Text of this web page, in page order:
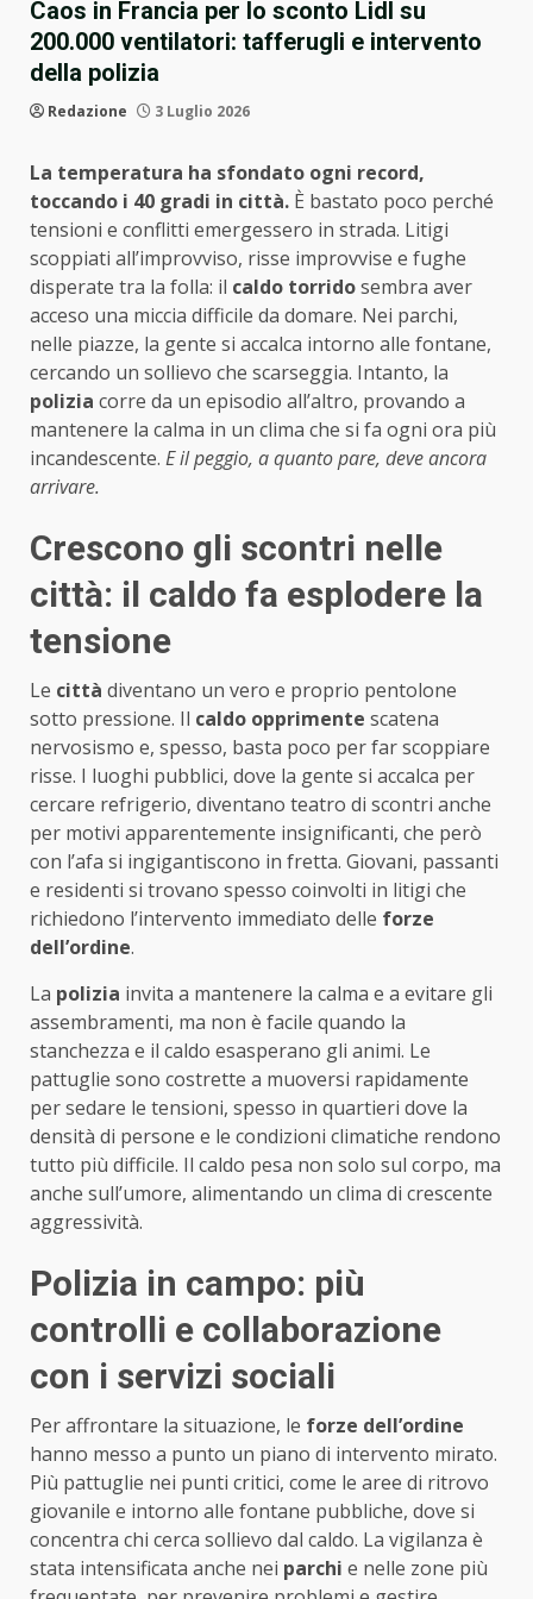
Caos in Francia per lo sconto Lidl su
200.000 ventilatori: tafferugli e intervento
della polizia
Redazione 3 Luglio 2026
La temperatura ha sfondato ogni record,
toccando i 40 gradi in città. È bastato poco perché
tensioni e conflitti emergessero in strada. Litigi
scoppiati all’improvviso, risse improvvise e fughe
disperate tra la folla: il caldo torridosembra aver
acceso una miccia difficile da domare. Nei parchi,
nelle piazze, la gente si accalca intorno alle fontane,
cercando un sollievo che scarseggia. Intanto, la
polizia corre da un episodio all’altro, provando a
mantenere la calma in un clima che si fa ogni ora più
incandescente. E il peggio, a quanto pare, deve ancora
arrivare.
Crescono gli scontri nelle
città: il caldo fa esplodere la
tensione
Le città diventano un vero e proprio pentolone
sotto pressione. Il caldo opprimente scatena
nervosismo e, spesso, basta poco per far scoppiare
risse. I luoghi pubblici, dove la gente si accalca per
cercare refrigerio, diventano teatro di scontri anche
per motivi apparentemente insignificanti, che però
con l’afa si ingigantiscono in fretta. Giovani, passanti
e residenti si trovano spesso coinvolti in litigi che
richiedono l’intervento immediato delle forze
dell’ordine.
La polizia invita a mantenere la calma e a evitare gli
assembramenti, ma non è facile quando la
stanchezza e il caldo esasperano gli animi. Le
pattuglie sono costrette a muoversi rapidamente
per sedare le tensioni, spesso in quartieri dove la
densità di persone e le condizioni climatiche rendono
tutto più difficile. Il caldo pesa non solo sul corpo, ma
anche sull’umore, alimentando un clima di crescente
aggressività.
Polizia in campo: più
controlli e collaborazione
con i servizi sociali
Per affrontare la situazione, le forze dell’ordine
hanno messo a punto un piano di intervento mirato.
Più pattuglie nei punti critici, come le aree di ritrovo
giovanile e intorno alle fontane pubbliche, dove si
concentra chi cerca sollievo dal caldo. La vigilanza è
stata intensificata anche nei parchi e nelle zone più